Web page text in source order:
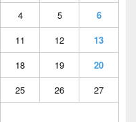
4 5
6
11 12
13
18 19
20
25 26
27